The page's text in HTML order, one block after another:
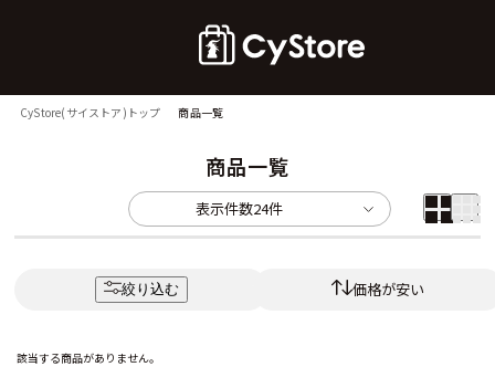
CyStore(サイストア)トップ 商品一覧
商品一覧
表示件数24件
絞り込む 価格が安い
該当する商品がありません。